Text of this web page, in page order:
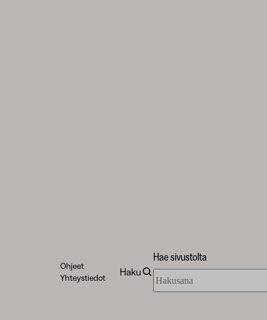
Ohjeet
Yhteystiedot
Haku
Hae sivustolta
sivustolta